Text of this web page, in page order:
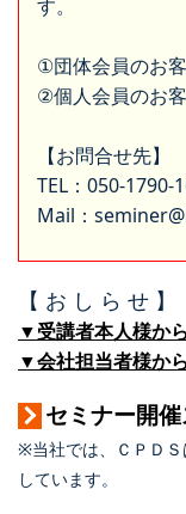
す。
①団体会員のお
②個人会員のお
【お問合せ先】
TEL：050-1790-
Mail：
【 お し ら せ 】
▼受講者本人様か
▼会社担当者様か
セミナー開
※当社では、ＣＰＤ
しています。